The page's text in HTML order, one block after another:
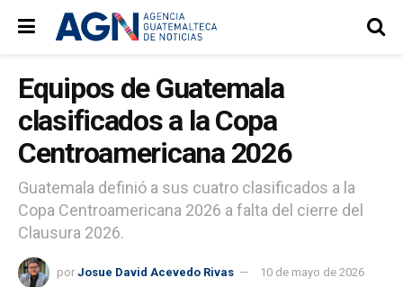
Equipos de Guatemala
clasificados a la Copa
Centroamericana 2026
Guatemala definió a sus cuatro clasificados a la
Copa Centroamericana 2026 a falta del cierre del
Clausura 2026.
por Josue David Acevedo Rivas 10 de mayo de 2026